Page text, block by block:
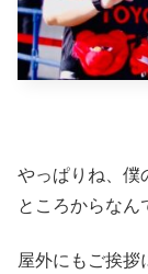
やっぱりね、僕
ところからなん
屋外にもご挨拶